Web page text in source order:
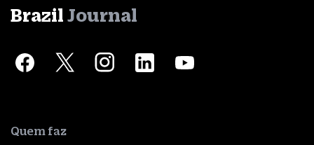
Brazil Journal
Quem faz